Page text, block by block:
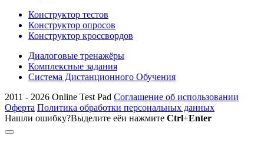
Конструктор тестов
Конструктор опросов
Конструктор кроссвордов
Диалоговые тренажёры
Комплексные задания
Система Дистанционного Обучения
2011 - 2026 Online Test Pad Соглашение об использовании
Оферта Политика обработки персональных данных
Нашли ошибку?Выделите еёи нажмите Ctrl+Enter